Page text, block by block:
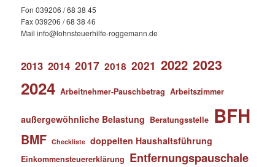
Fon 039206 / 68 38 45
Fax 039206 / 68 38 46
Mail info@lohnsteuerhilfe-roggemann.de
2013 2014 2017 2018 2021 2022 2023
2024 Arbeitnehmer-Pauschbetrag Arbeitszimmer
außergewöhnliche Belastung Beratungsstelle BFH
BMF Checkliste doppelten Haushaltsführung
Einkommensteuererklärung Entfernungspauschale